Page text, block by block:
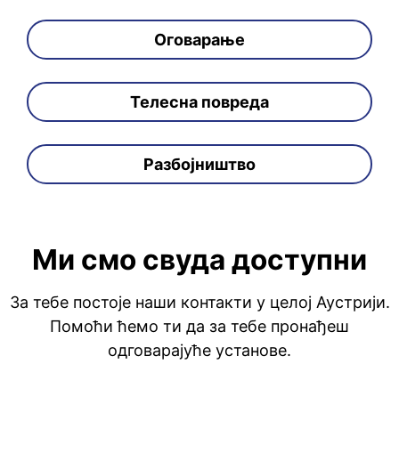
Оговарање
Телесна повреда
Разбојништво
Ми смо свуда доступни
За тебе постоје наши контакти у целој Аустрији.
Помоћи ћемо ти да за тебе пронађеш
одговарајуће установе.